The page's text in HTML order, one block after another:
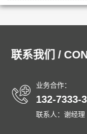
联系我们 /
业务合作：
132-7333-
联系人：谢经理